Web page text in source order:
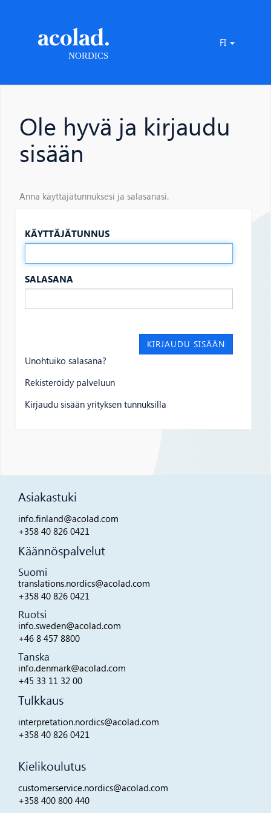
FI
Ole hyvä ja kirjaudu
sisään
Anna käyttäjätunnuksesi ja salasanasi.
KÄYTTÄJÄTUNNUS
SALASANA
Unohtuiko salasana?
Rekisteröidy palveluun
Kirjaudu sisään yrityksen tunnuksilla
Asiakastuki
info.finland@acolad.com
+358 40 826 0421
Käännöspalvelut
Suomi
translations.nordics@acolad.com
+358 40 826 0421
Ruotsi
info.sweden@acolad.com
+46 8 457 8800
Tanska
info.denmark@acolad.com
+45 33 11 32 00
Tulkkaus
interpretation.nordics@acolad.com
+358 40 826 0421
Kielikoulutus
customerservice.nordics@acolad.com
+358 400 800 440